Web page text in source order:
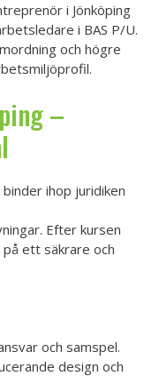
i Jönköping
i BAS P/U.
och högre
–
ihop juridiken
Efter kursen
på ett säkrare och
och samspel.
design och